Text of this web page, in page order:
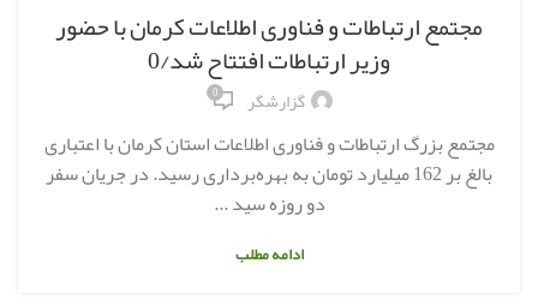
مجتمع ارتباطات و فناوری اطلاعات کرمان با حضور
وزیر ارتباطات افتتاح شد/0
گزارشگر 0
مجتمع بزرگ ارتباطات و فناوری اطلاعات استان کرمان با اعتباری
بالغ بر 162 میلیارد تومان به بهره‌برداری رسید. در جریان سفر
دو روزه سید ...
ادامه مطلب